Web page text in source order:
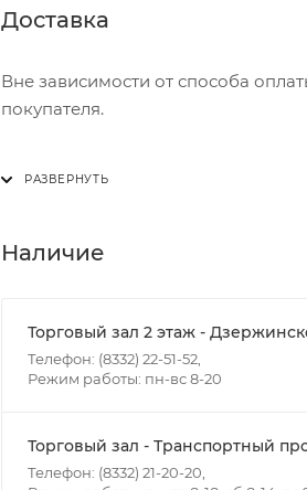
Доставка
Вне зависимости от способа
покупателя.
Итоговая стоимость доставки
- количества торговых точек для
Границы доставки в черте города
• Ленина - 65 лет победы
• Московская - Ульяновская
Наличие
Торговый зал 2 этаж -
Телефон: (8332) 22-51-52,
Режим работы: пн-вс 8-20
Торговый зал - Транспортный
Телефон: (8332) 21-20-20,